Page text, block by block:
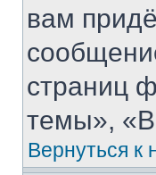
вам
страниц
темы»,
Вернуться к